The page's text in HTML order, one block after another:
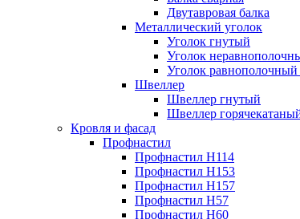
Двутавровая балка
Металлический уголок
Уголок гнутый
Уголок
Уголок
Швеллер
Швеллер гнутый
Швеллер
Кровля и фасад
Профнастил
Профнастил Н114
Профнастил Н153
Профнастил Н157
Профнастил Н57
Профнастил Н60